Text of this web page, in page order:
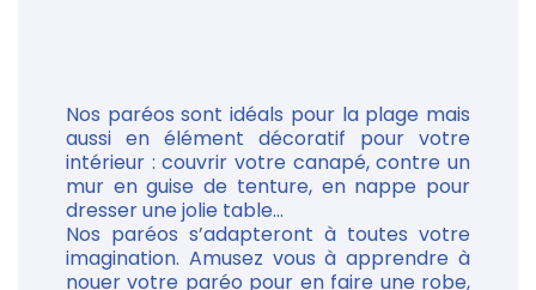
Nos paréos sont idéals pour la plage mais
aussi en élément décoratif pour votre
intérieur : couvrir votre canapé, contre un
mur en guise de tenture, en nappe pour
dresser une jolie table...
Nos paréos s’adapteront à toutes votre
imagination. Amusez vous à apprendre à
nouer votre paréo pour en faire une robe,